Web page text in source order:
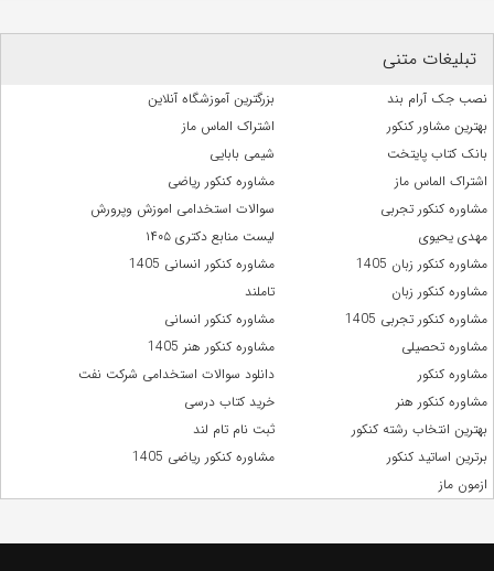
تبلیغات متنی
نصب جک آرام بند
بزرگترین آموزشگاه آنلاین
بهترین مشاور کنکور
اشتراک الماس ماز
بانک کتاب پایتخت
شیمی بابایی
اشتراک الماس ماز
مشاوره کنکور ریاضی
مشاوره کنکور تجربی
سوالات استخدامی اموزش وپرورش
مهدی یحیوی
لیست منابع دکتری ۱۴۰۵
مشاوره کنکور زبان 1405
مشاوره کنکور انسانی 1405
مشاوره کنکور زبان
تاملند
مشاوره کنکور تجربی 1405
مشاوره کنکور انسانی
مشاوره تحصیلی
مشاوره کنکور هنر 1405
مشاوره کنکور
دانلود سوالات استخدامی شرکت نفت
مشاوره کنکور هنر
خرید کتاب درسی
بهترین انتخاب رشته کنکور
ثبت نام تام لند
برترین اساتید کنکور
مشاوره کنکور ریاضی 1405
ازمون ماز